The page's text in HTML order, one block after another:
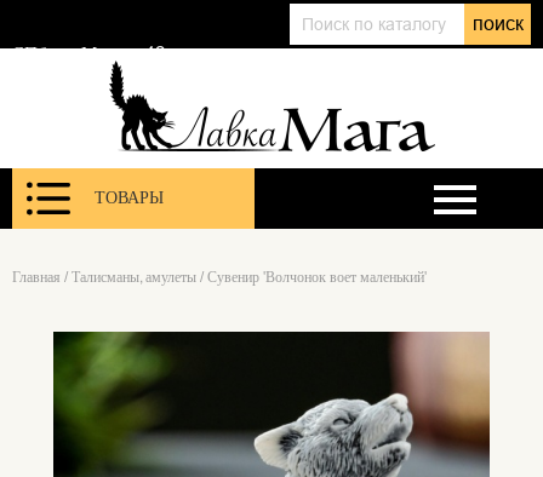
поиск
СПб, ул. Марата 12
ТОВАРЫ
Главная / Талисманы, амулеты / Сувенир 'Волчонок воет маленький'